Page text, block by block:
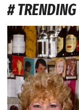
# TRENDING